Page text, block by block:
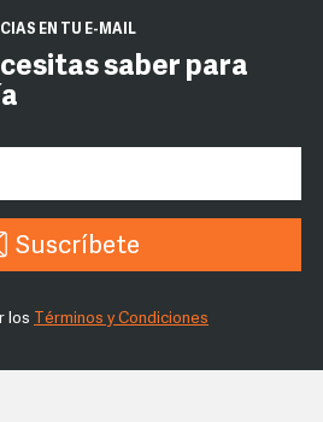
EN TU E-MAIL
saber para
Suscríbete
los Términos y Condiciones